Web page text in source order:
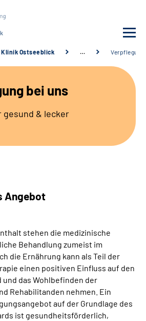
Ostseeblick … Verpflegung
bei uns
& lecker
Angebot
stehen die medizinische
Behandlung zumeist im
die Ernährung kann als Teil der
einen positiven Einfluss auf den
das Wohlbefinden der
Rehabilitanden nehmen. Ein
auf der Grundlage des
ist gesundheitsförderlich,